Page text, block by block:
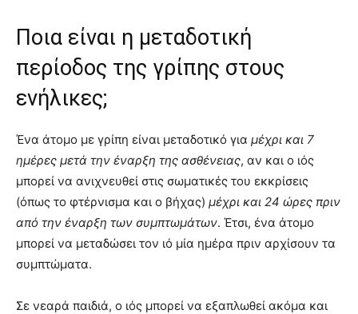
Ποια είναι η μεταδοτική
περίοδος της γρίπης στους
ενήλικες;
Ένα άτομο με γρίπη είναι μεταδοτικό για μέχρι και 7
ημέρες μετά την έναρξη της ασθένειας, αν και ο ιός
μπορεί να ανιχνευθεί στις σωματικές του εκκρίσεις
(όπως το φτέρνισμα και ο βήχας) μέχρι και 24 ώρες πριν
από την έναρξη των συμπτωμάτων. Έτσι, ένα άτομο
μπορεί να μεταδώσει τον ιό μία ημέρα πριν αρχίσουν τα
συμπτώματα.
Σε νεαρά παιδιά, ο ιός μπορεί να εξαπλωθεί ακόμα και